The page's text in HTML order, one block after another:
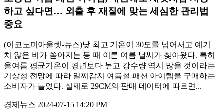
하고 싶다면… 외출 후 재질에 맞는 세심한 관리법
중요
(이코노미아울렛-뉴스)낮 최고 기온이 30도를 넘어서고 예기
치 않은 비가 쏟아지는 등 때 이른 여름 날씨가 찾아왔다. 특히
올여름 평균기온이 평년보다 높고 강수량 역시 많을 것이라는
기상청 전망에 따라 일찌감치 여름철 패션 아이템을 구매하는
소비자가 늘었다. 실제로 29CM의 판매 데이터에 따르면...
경제뉴스 2024-07-15 14:20 PM